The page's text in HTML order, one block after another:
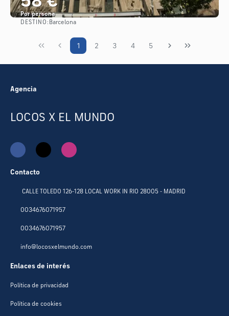
Por persona
DESTINO: Barcelona
1 2 3 4 5
Agencia
LOCOS X EL MUNDO
Contacto
CALLE TOLEDO 126-128 LOCAL WORK IN RIO 28005 - MADRID
0034676071957
0034676071957
info@locosxelmundo.com
Enlaces de interés
Política de privacidad
Política de cookies